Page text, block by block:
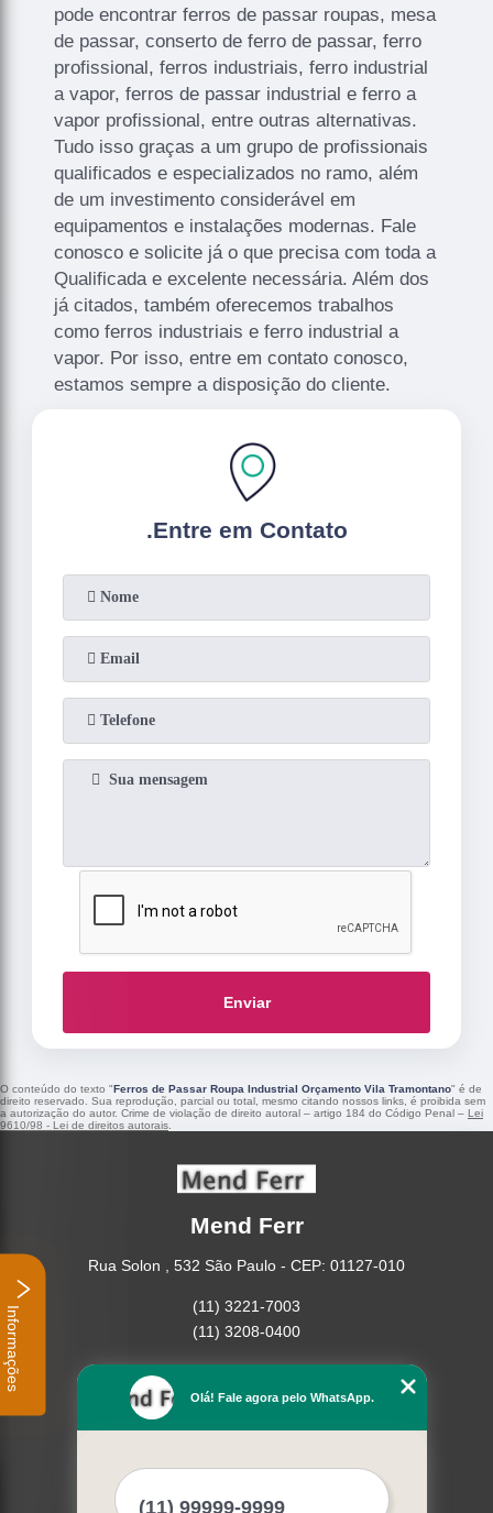
pode encontrar ferros de passar roupas, mesa
de passar, conserto de ferro de passar, ferro
profissional, ferros industriais, ferro industrial
a vapor, ferros de passar industrial e ferro a
vapor profissional, entre outras alternativas.
Tudo isso graças a um grupo de profissionais
qualificados e especializados no ramo, além
de um investimento considerável em
equipamentos e instalações modernas. Fale
conosco e solicite já o que precisa com toda a
Qualificada e excelente necessária. Além dos
já citados, também oferecemos trabalhos
como ferros industriais e ferro industrial a
vapor. Por isso, entre em contato conosco,
estamos sempre a disposição do cliente.
.Entre em Contato
Enviar
O conteúdo do texto "Ferros de Passar Roupa Industrial Orçamento Vila Tramontano" é de
direito reservado. Sua reprodução, parcial ou total, mesmo citando nossos links, é proibida sem
a autorização do autor. Crime de violação de direito autoral – artigo 184 do Código Penal – Lei
9610/98 - Lei de direitos autorais
Mend Ferr
Rua Solon , 532 São Paulo - CEP: 01127-010
(11) 3221-7003
(11) 3208-0400
Empresa
Contato
Mapa do site
Olá! Fale agora pelo WhatsApp.
Informações